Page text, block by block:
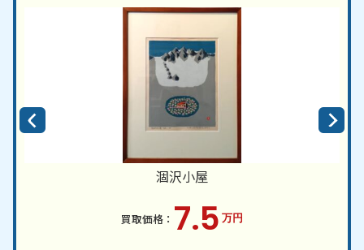
涸沢小屋
7.5 万円